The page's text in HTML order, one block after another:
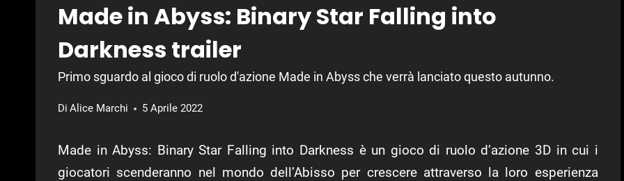
Made in Abyss: Binary Star Falling into
Darkness trailer
Primo sguardo al gioco di ruolo d'azione Made in Abyss che verrà lanciato questo autunno.
Di Alice Marchi 5 Aprile 2022
Made in Abyss: Binary Star Falling into Darkness è un gioco di ruolo d’azione 3D in cui i
giocatori scenderanno nel mondo dell’Abisso per crescere attraverso la loro esperienza